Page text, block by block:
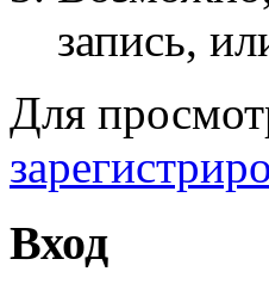
запись,
Для
Вход